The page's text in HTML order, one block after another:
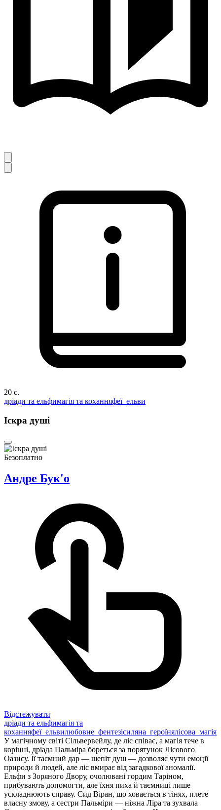
20 c.
дріади та ельфимагія та коханняфеї_ельви
Іскра душі
Безоплатно
Андре Бук'о
Відстежувати
дріади та ельфимагія та
коханняфеї_ельвилюбовне_фентезісиляна_героїнялісова_магія
У магічному світі Сільвервейлу, де ліс співає, а магія тече в
корінні, дріада Пальміра бореться за порятунок Лісового
Оазису. Її таємний дар — шепіт душ — дозволяє чути емоції
природи й людей, але ліс вмирає від загадкової аномалії.
Ельфи з Зоряного Двору, очолювані гордим Таріном,
прибувають допомогти, але їхня пиха й таємниці лише
ускладнюють справу. Сид Віран, що ховається в тінях, плете
власну змову, а сестри Пальміри — ніжна Ліра та зухвала